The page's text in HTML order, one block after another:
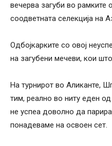
вечерва загуби во рамките
соодветната селекција на
Одбојкарките со овој
на загубени мечеви, кои
На турнирот во Аликанте,
тим, реално во ниту еден од
не успеа доволно да
понадеваме на освоен сет.